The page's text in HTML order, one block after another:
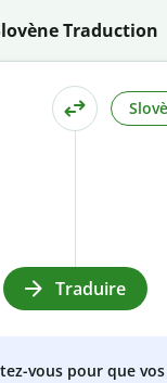
Traduction
Traduire
vous pour que